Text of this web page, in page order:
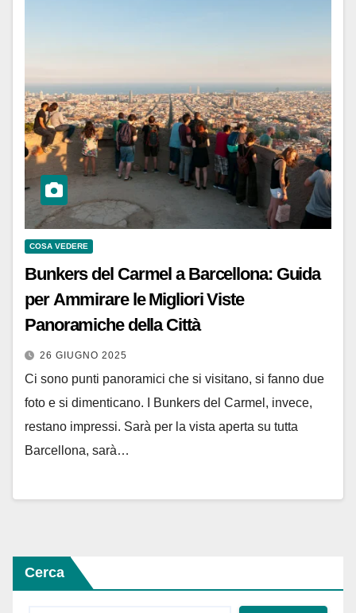
COSA VEDERE
Bunkers del Carmel a Barcellona: Guida
per Ammirare le Migliori Viste
Panoramiche della Città
26 GIUGNO 2025
Ci sono punti panoramici che si visitano, si fanno due
foto e si dimenticano. I Bunkers del Carmel, invece,
restano impressi. Sarà per la vista aperta su tutta
Barcellona, sarà…
Cerca